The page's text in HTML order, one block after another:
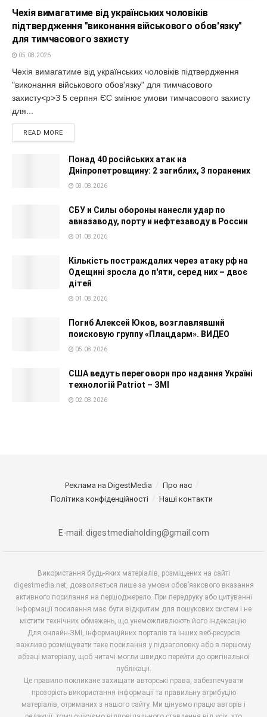
Чехія вимагатиме від українських чоловіків
підтвердження "виконання військового обов'язку"
для тимчасового захисту
05.08.2026
Чехія вимагатиме від українських чоловіків підтвердження
"виконання військового обов'язку" для тимчасового
захисту<p>З 5 серпня ЄС змінює умови тимчасового захисту
для...
READ MORE
Понад 40 російських атак на
Дніпропетровщину: 2 загиблих, 3 поранених
03.08.2026
СБУ и Силы обороны нанесли удар по
авиазаводу, порту и нефтезаводу в России
01.08.2026
Кількість постраждалих через атаку рф на
Одещині зросла до п'яти, серед них – двоє
дітей
01.08.2026
Погиб Алексей Юков, возглавлявший
поисковую группу «Плацдарм». ВИДЕО
05.08.2026
США ведуть переговори про надання Україні
технологій Patriot – ЗМІ
02.08.2026
Реклама на DigestMedia
Про нас
Політика конфіденційності
Наші контакти
E-mail: digestmediaholding@gmail.com
Використання будь-яких матеріалів, розміщених на сайті
digestmedia.net, дозволяється лише за умови обов’язкового вказання
активного посилання на першоджерело. При передруку або цитуванні
інформації посилання має бути відкритим для пошукових систем і не
містити технічних обмежень, що унеможливлюють його індексацію.
Для онлайн-ЗМІ, інформаційних порталів та інших веб-ресурсів
важливо розміщувати таке посилання у підзаголовку або в першому
абзаці матеріалу, щоб читачі могли швидко перейти до оригінальної
публікації.
Це правило покликане захищати авторські права, забезпечувати
прозорість використання інформації та правильну атрибуцію
матеріалів, отриманих з нашого сайту. Ми цінуємо працю авторів і